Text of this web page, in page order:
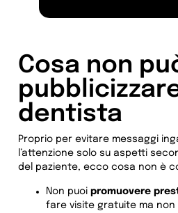
Cosa non
dentista
Proprio per evitare messaggi
l’attenzione solo su aspetti
del paziente, ecco cosa non è
Non puoi promuovere
fare visite gratuite ma non